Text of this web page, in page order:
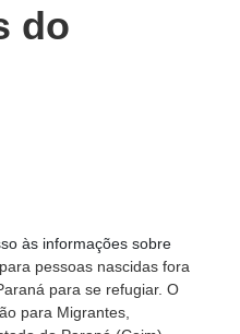
do
às informações sobre
pessoas nascidas fora
para se refugiar. O
para Migrantes,